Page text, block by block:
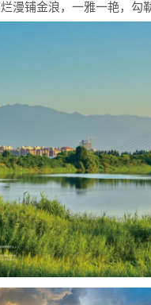
漫铺金浪，一雅一艳，勾